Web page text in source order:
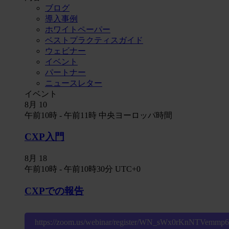
ブログ
導入事例
ホワイトペーパー
ベストプラクティスガイド
ウェビナー
イベント
パートナー
ニュースレター
イベント
8月
10
午前10時 - 午前11時 中央ヨーロッパ時間
CXP入門
8月
18
午前10時 - 午前10時30分 UTC+0
CXPでの報告
https://zoom.us/webinar/register/